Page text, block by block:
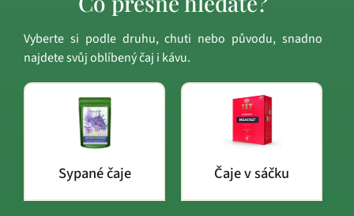
Vyberte si podle druhu, chuti nebo původu, snadno
najdete svůj oblíbený čaj i kávu.
Sypané čaje Čaje v sáčku